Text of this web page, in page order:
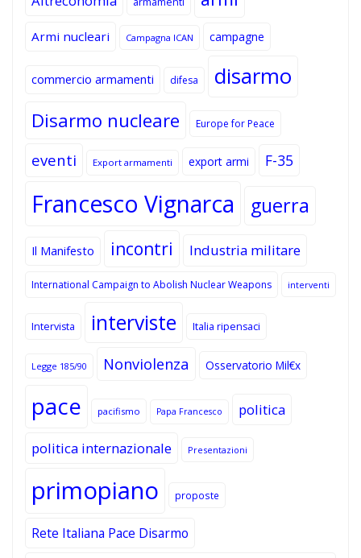
Armi nucleari Campagna ICAN campagne
commercio armamenti difesa disarmo
Disarmo nucleare Europe for Peace
eventi Export armamenti export armi F-35
Francesco Vignarca guerra
Il Manifesto incontri Industria militare
International Campaign to Abolish Nuclear Weapons interventi
Intervista interviste Italia ripensaci
Legge 185/90 Nonviolenza Osservatorio Mil€x
pace pacifismo Papa Francesco politica
politica internazionale Presentazioni
primopiano proposte
Rete Italiana Pace Disarmo